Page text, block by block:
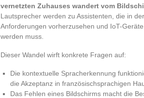
vernetzten Zuhauses wandert vom
Lautsprecher werden zu Assistenten, die in
Anforderungen vorherzusehen und IoT-
werden muss.
Dieser Wandel wirft konkrete Fragen auf:
Die kontextuelle Spracherkennung
die Akzeptanz in französischsprachigen
Das Fehlen eines Bildschirms macht die